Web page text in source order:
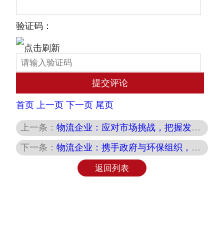
验证码：
首页 上一页 下一页 尾页
上一条： 物流企业：应对市场挑战，把握发展新机遇
下一条： 物流企业：携手政府与环保组织，共推绿色物流发展
返回列表